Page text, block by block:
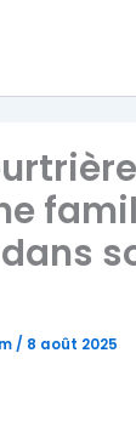
/ 8 août 2025